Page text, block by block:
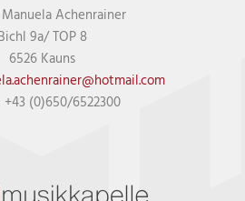
Achenrainer
9a/ TOP 8
6526 Kauns
(0)650/6522300